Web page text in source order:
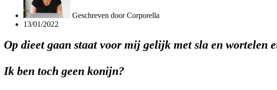
Geschreven doorCorporella
13/01/2022
Op dieet gaan staat voor mij gelijk met sla en wortelen
Ik ben toch geen konijn?